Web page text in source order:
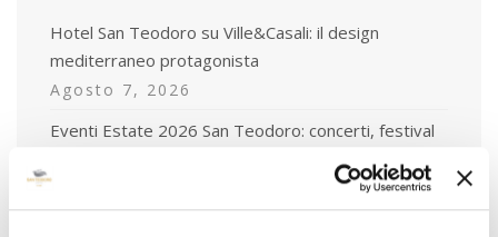
Hotel San Teodoro su Ville&Casali: il design
mediterraneo protagonista
Agosto 7, 2026
Eventi Estate 2026 San Teodoro: concerti, festival
Luglio 1, 2026